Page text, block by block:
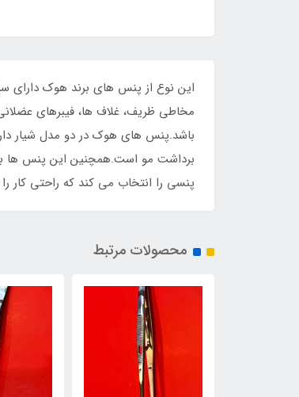
این نوع از پنس های برند هوک دارای
مخاطی ظریف، غلاف ها، فیبرهای
باشد.پنس های هوک در دو مدل شیار
برداشت مو است.همچنین این پنس ها
پنسی را انتخاب می کند که راحتی کار
محصولات مرتبط